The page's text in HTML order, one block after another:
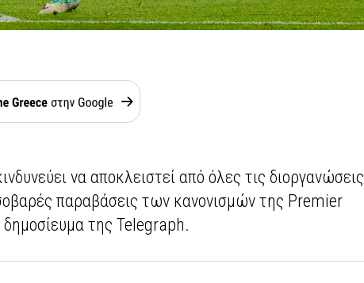
να αποκλειστεί από όλες τις διοργανώσεις
παραβάσεις των κανονισμών της Premier
της Telegraph.